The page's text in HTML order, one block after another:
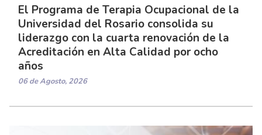
El Programa de Terapia Ocupacional de la
Universidad del Rosario consolida su
liderazgo con la cuarta renovación de la
Acreditación en Alta Calidad por ocho
años
06 de Agosto, 2026